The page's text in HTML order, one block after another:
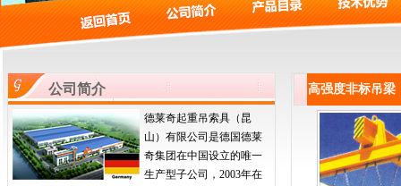
公司简介
德莱奇起重吊索具（昆
山）有限公司是德国德莱
奇集团在中国设立的唯一
生产型子公司，2003年在
高强度非标吊梁